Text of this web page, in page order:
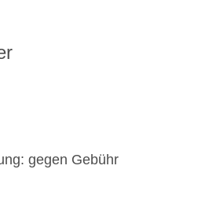
gegen Gebühr